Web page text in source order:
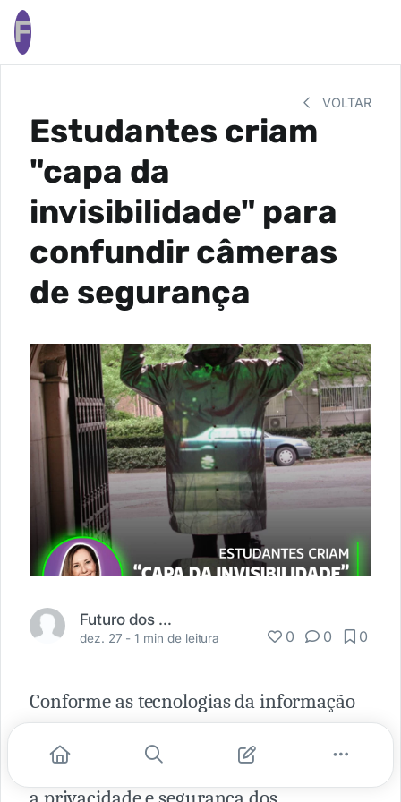
F
VOLTAR
Estudantes criam
"capa da
invisibilidade" para
confundir câmeras
de segurança
Futuro dos Negócios
dez. 27 -1 min de leitura 0 0 0
Conforme as tecnologias da informação
onipresentes, cresce a preocupação com